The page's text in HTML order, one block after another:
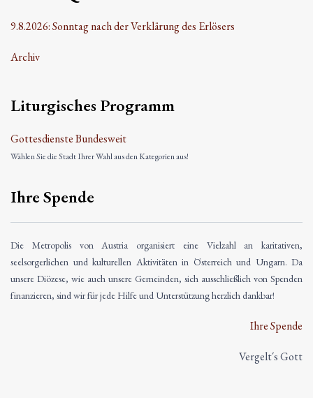
9.8.2026: Sonntag nach der Verklärung des Erlösers
Archiv
Liturgisches Programm
Gottesdienste Bundesweit
Wählen Sie die Stadt Ihrer Wahl aus den Kategorien aus!
Ihre Spende
Die Metropolis von Austria organisiert eine Vielzahl an karitativen,
seelsorgerlichen und kulturellen Aktivitäten in Österreich und Ungarn. Da
unsere Diözese, wie auch unsere Gemeinden, sich ausschließlich von Spenden
finanzieren, sind wir für jede Hilfe und Unterstützung herzlich dankbar!
Ihre Spende
Vergelt´s Gott